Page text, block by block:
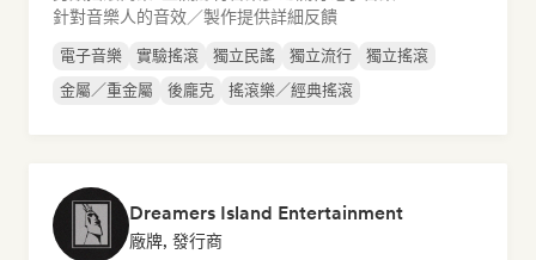
針對音樂人的音效／製作提供詳細反饋
電子音樂 實驗搖滾 獨立民謠 獨立流行
獨立搖滾
金屬／重金屬
後龐克 搖滾樂／經典搖滾
Dreamers Island Entertainment
廠牌, 發行商